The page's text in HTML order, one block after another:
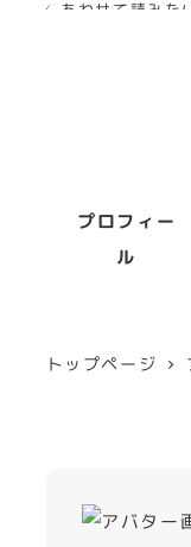
プロフィー
ル
トップページ
✓ あわせて読みた
✓ あわせて読みた
✓ あわせて読みた
✓ あわせて読みた